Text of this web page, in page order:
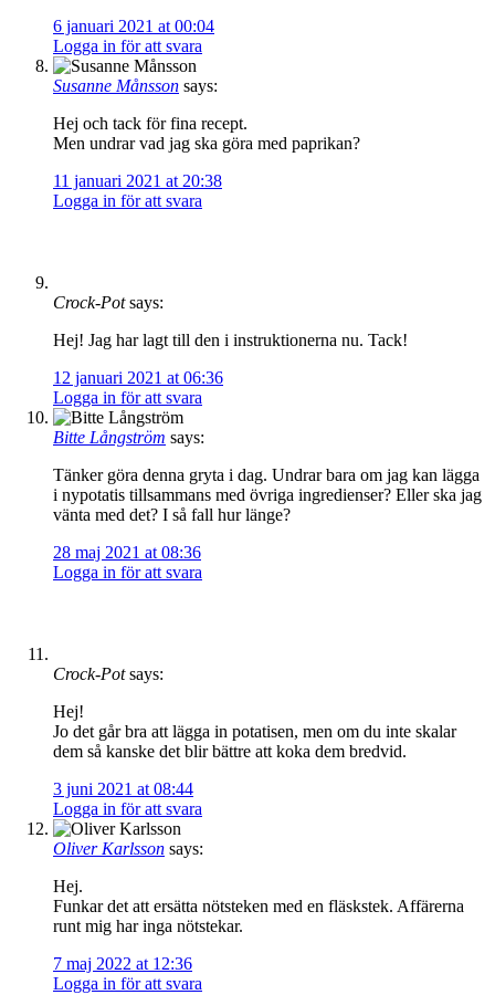
6 januari 2021 at 00:04
Logga in för att svara
Susanne Månsson says:
Hej och tack för fina recept.
Men undrar vad jag ska göra med paprikan?
11 januari 2021 at 20:38
Logga in för att svara
Crock-Pot says:
Hej! Jag har lagt till den i instruktionerna nu. Tack!
12 januari 2021 at 06:36
Logga in för att svara
Bitte Långström says:
Tänker göra denna gryta i dag. Undrar bara om jag kan lägga
i nypotatis tillsammans med övriga ingredienser? Eller ska jag
vänta med det? I så fall hur länge?
28 maj 2021 at 08:36
Logga in för att svara
Crock-Pot says:
Hej!
Jo det går bra att lägga in potatisen, men om du inte skalar
dem så kanske det blir bättre att koka dem bredvid.
3 juni 2021 at 08:44
Logga in för att svara
Oliver Karlsson says:
Hej.
Funkar det att ersätta nötsteken med en fläskstek. Affärerna
runt mig har inga nötstekar.
7 maj 2022 at 12:36
Logga in för att svara